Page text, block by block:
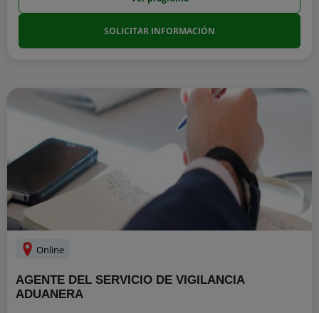
SOLICITAR INFORMACIÓN
Online
AGENTE DEL SERVICIO DE VIGILANCIA
ADUANERA